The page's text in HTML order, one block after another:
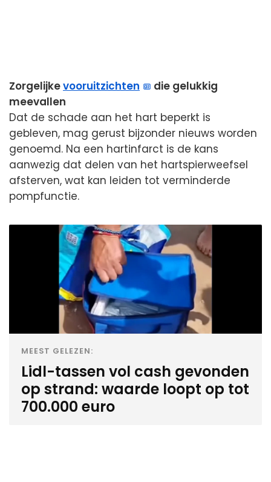
Zorgelijkevooruitzichten
die gelukkig
meevallen
Dat de schade aan het hart beperkt is
gebleven, mag gerust bijzonder nieuws worden
genoemd. Na een hartinfarct is de kans
aanwezig dat delen van het hartspierweefsel
afsterven, wat kan leiden tot verminderde
pompfunctie.
MEEST GELEZEN:
Lidl-tassen vol cash gevonden
op strand: waarde loopt op tot
700.000 euro